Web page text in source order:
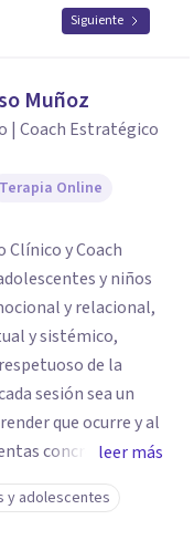
Siguiente
Muñoz
| Coach Estratégico
Terapia Online
Clínico y Coach
y niños
y relacional,
y sistémico,
de la
sesión sea un
que ocurre y al
concretar para
y en la
incluso en
tu proceso de
leer más
y adolescentes